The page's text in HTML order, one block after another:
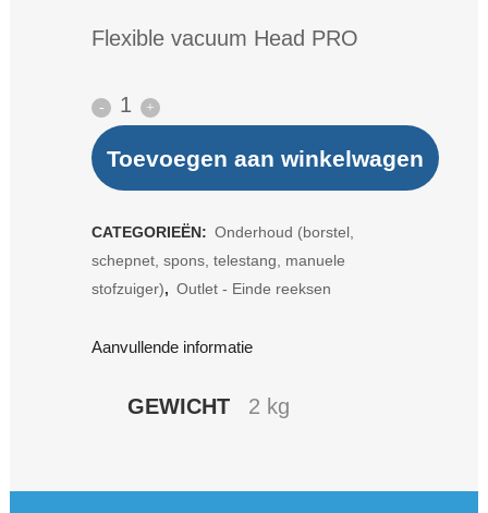
was:
is:
Flexible vacuum Head PRO
Flexibele
vacuum
stofzuigkop
quantity
Toevoegen aan winkelwagen
CATEGORIEËN: Onderhoud (borstel,
schepnet, spons, telestang, manuele
stofzuiger), Outlet - Einde reeksen
Aanvullende informatie
GEWICHT 2 kg